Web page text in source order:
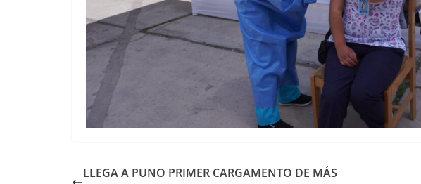
LLEGA A PUNO PRIMER CARGAMENTO DE MÁS